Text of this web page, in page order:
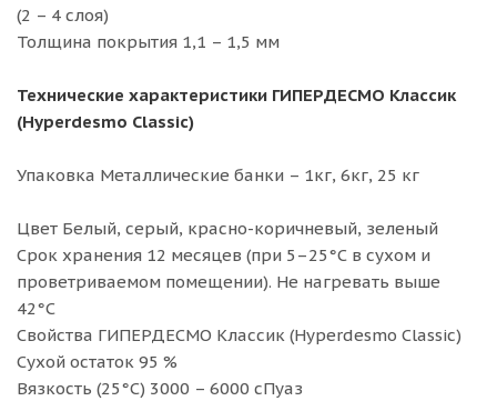
(2 – 4 слоя)
Толщина покрытия 1,1 – 1,5 мм
Технические характеристики ГИПЕРДЕСМО Классик
(Hyperdesmo Classic)
Упаковка Металлические банки – 1кг, 6кг, 25 кг
Цвет Белый, серый, красно-коричневый, зеленый
Срок хранения 12 месяцев (при 5–25°С в сухом и
проветриваемом помещении). Не нагревать выше
42°С
Свойства ГИПЕРДЕСМО Классик (Hyperdesmo Classic)
Сухой остаток 95 %
Вязкость (25°С) 3000 – 6000 сПуаз